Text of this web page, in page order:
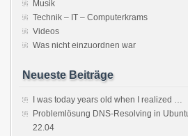
Musik
Technik – IT – Computerkrams
Videos
Was nicht einzuordnen war
Neueste Beiträge
I was today years old when I realized …
Problemlösung DNS-Resolving in
22.04